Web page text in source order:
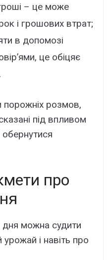
– це може
і грошових втрат;
в допомозі
це обіцяє
розмов,
під впливом
про
можна судити
і навіть про